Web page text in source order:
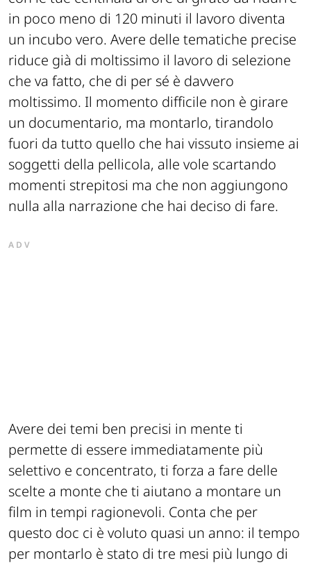
in poco meno di 120 minuti il lavoro diventa
un incubo vero. Avere delle tematiche precise
riduce già di moltissimo il lavoro di selezione
che va fatto, che di per sé è davvero
moltissimo. Il momento difficile non è girare
un documentario, ma montarlo, tirandolo
fuori da tutto quello che hai vissuto insieme ai
soggetti della pellicola, alle vole scartando
momenti strepitosi ma che non aggiungono
nulla alla narrazione che hai deciso di fare.
ADV
Avere dei temi ben precisi in mente ti
permette di essere immediatamente più
selettivo e concentrato, ti forza a fare delle
scelte a monte che ti aiutano a montare un
film in tempi ragionevoli. Conta che per
questo doc ci è voluto quasi un anno: il tempo
per montarlo è stato di tre mesi più lungo di